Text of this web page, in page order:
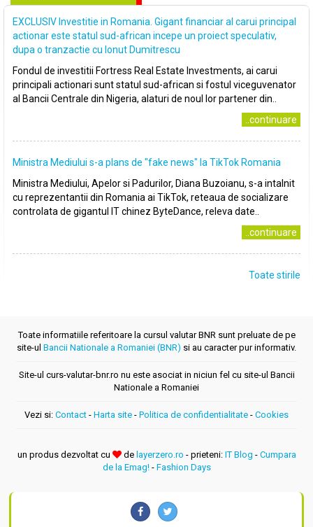
EXCLUSIV Investitie in Romania. Gigant financiar al carui principal
actionar este statul sud-african incepe un proiect speculativ,
dupa o tranzactie cu Ionut Dumitrescu
Fondul de investitii Fortress Real Estate Investments, ai carui
principali actionari sunt statul sud-african si fostul viceguvenator
al Bancii Centrale din Nigeria, alaturi de noul lor partener din..
..continuare
Ministra Mediului s-a plans de ″fake news″ la TikTok Romania
Ministra Mediului, Apelor si Padurilor, Diana Buzoianu, s-a intalnit
cu reprezentantii din Romania ai TikTok, reteaua de socializare
controlata de gigantul IT chinez ByteDance, releva date..
..continuare
Toate stirile
Toate informatiile referitoare la cursul valutar BNR sunt preluate de pe
site-ul Bancii Nationale a Romaniei (BNR) si au caracter pur informativ.
Site-ul curs-valutar-bnr.ro nu este asociat in niciun fel cu site-ul Bancii
Nationale a Romaniei
Vezi si: Contact - Harta site - Politica de confidentialitate - Cookies
un produs dezvoltat cu de layerzero.ro - prieteni: IT Blog - Cumpara
de la Emag!- Fashion Days